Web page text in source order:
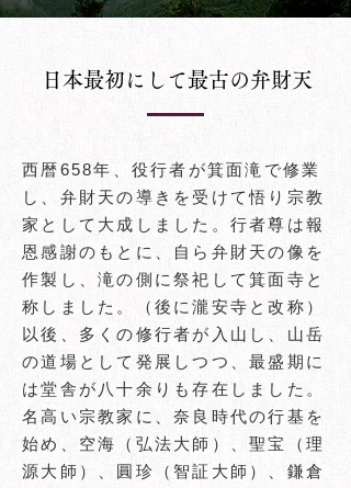
​日本最初にして最古の弁財天
西暦658年、役行者が箕面滝で修業
し、弁財天の導きを受けて悟り宗教
家として大成しました。行者尊は報
恩感謝のもとに、自ら弁財天の像を
作製し、滝の側に祭祀して箕面寺と
称しました。（後に瀧安寺と改称）
以後、多くの修行者が入山し、山岳
の道場として発展しつつ、最盛期に
は堂舎が八十余りも存在しました。
名高い宗教家に、奈良時代の行基を
始め、空海（弘法大師）、聖宝（理
源大師）、圓珍（智証大師）、鎌倉